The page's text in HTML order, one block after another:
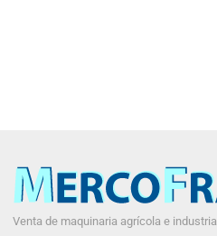
Venta de maquinaria agrícola e industrial